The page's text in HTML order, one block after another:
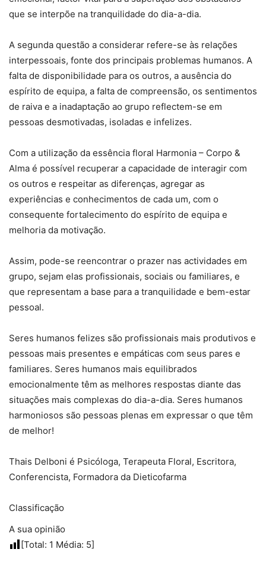
que se interpõe na tranquilidade do dia-a-dia.
A segunda questão a considerar refere-se às relações
interpessoais, fonte dos principais problemas humanos. A
falta de disponibilidade para os outros, a ausência do
espírito de equipa, a falta de compreensão, os sentimentos
de raiva e a inadaptação ao grupo reflectem-se em
pessoas desmotivadas, isoladas e infelizes.
Com a utilização da essência floral Harmonia – Corpo &
Alma é possível recuperar a capacidade de interagir com
os outros e respeitar as diferenças, agregar as
experiências e conhecimentos de cada um, com o
consequente fortalecimento do espírito de equipa e
melhoria da motivação.
Assim, pode-se reencontrar o prazer nas actividades em
grupo, sejam elas profissionais, sociais ou familiares, e
que representam a base para a tranquilidade e bem-estar
pessoal.
Seres humanos felizes são profissionais mais produtivos e
pessoas mais presentes e empáticas com seus pares e
familiares. Seres humanos mais equilibrados
emocionalmente têm as melhores respostas diante das
situações mais complexas do dia-a-dia. Seres humanos
harmoniosos são pessoas plenas em expressar o que têm
de melhor!
Thais Delboni é Psicóloga, Terapeuta Floral, Escritora,
Conferencista, Formadora da Dieticofarma
Classificação
A sua opinião
[Total: 1 Média: 5]